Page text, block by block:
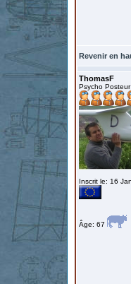
Revenir en
ThomasF
Psycho Posteur
Inscrit le: 16
Âge: 67